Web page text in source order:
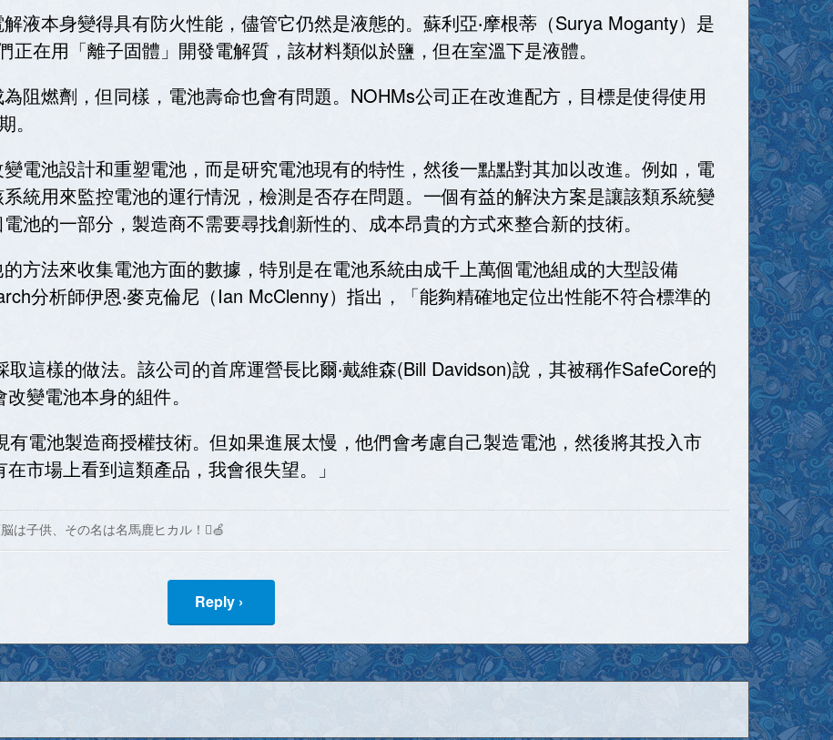
液本身變得具有防火性能，儘管它仍然是液態的。蘇利亞‧摩根蒂（Surya Moganty）是
在用「離子固體」開發電解質，該材料類似於鹽，但在室溫下是液體。
阻燃劑，但同樣，電池壽命也會有問題。NOHMs公司正在改進配方，目標是使得使用
。
電池設計和重塑電池，而是研究電池現有的特性，然後一點點對其加以改進。例如，電
統用來監控電池的運行情況，檢測是否存在問題。一個有益的解決方案是讓該類系統變
池的一部分，製造商不需要尋找創新性的、成本昂貴的方式來整合新的技術。
的方法來收集電池方面的數據，特別是在電池系統由成千上萬個電池組成的大型設備
分析師伊恩‧麥克倫尼（Ian McClenny）指出，「能夠精確地定位出性能不符合標準的
這樣的做法。該公司的首席運營長比爾‧戴維森(Bill Davidson)說，其被稱作SafeCore的
變電池本身的組件。
電池製造商授權技術。但如果進展太慢，他們會考慮自己製造電池，然後將其投入市
市場上看到這類產品，我會很失望。」
は子供、その名は名馬鹿ヒカル！🍏
Reply ›